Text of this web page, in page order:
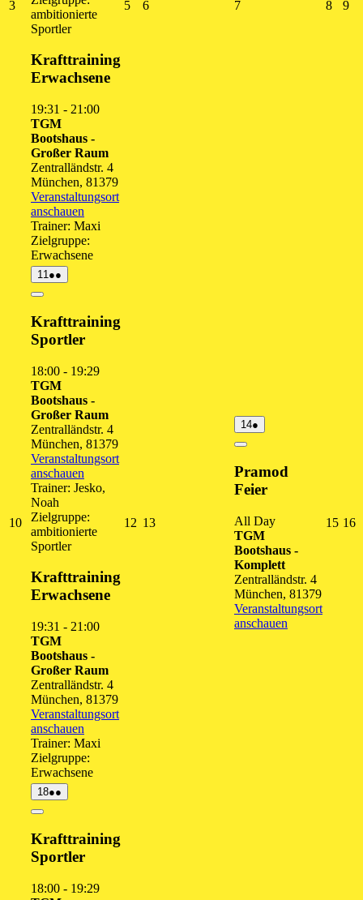
33.
August
2026
ambitionierte
Sportler
Krafttraining
Erwachsene
19:31 - 21:00
TGM
Bootshaus -
Großer Raum
Zentralländstr. 4
München, 81379
Veranstaltungsort
anschauen
Trainer: Maxi
Zielgruppe:
Erwachsene
55.
66.
77.
88.
99.
1010.
August
2026
1111.
August
●●
Veranstaltungen)
Close
Krafttraining
Sportler
18:00 - 19:29
TGM
Bootshaus -
Großer Raum
Zentralländstr. 4
München, 81379
Veranstaltungsort
anschauen
Trainer: Jesko,
Noah
Zielgruppe:
ambitionierte
Sportler
Krafttraining
Erwachsene
19:31 - 21:00
TGM
Bootshaus -
Großer Raum
Zentralländstr. 4
München, 81379
Veranstaltungsort
anschauen
Trainer: Maxi
Zielgruppe:
Erwachsene
12 12.
1313.
1414.
August
●
Veranstaltung)
Close
Pramod
Feier
All Day
TGM
Bootshaus -
Komplett
Zentralländstr. 4
München, 81379
Veranstaltungsort
anschauen
1515.
16
1818.
August
●●
Veranstaltungen)
Close
Krafttraining
Sportler
18:00 - 19:29